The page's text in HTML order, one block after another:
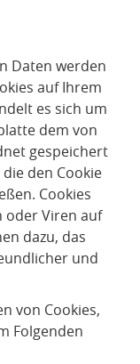
Daten werden
auf Ihrem
es sich um
dem von
gespeichert
den Cookie
Cookies
oder Viren auf
dazu, das
und
von Cookies,
Folgenden